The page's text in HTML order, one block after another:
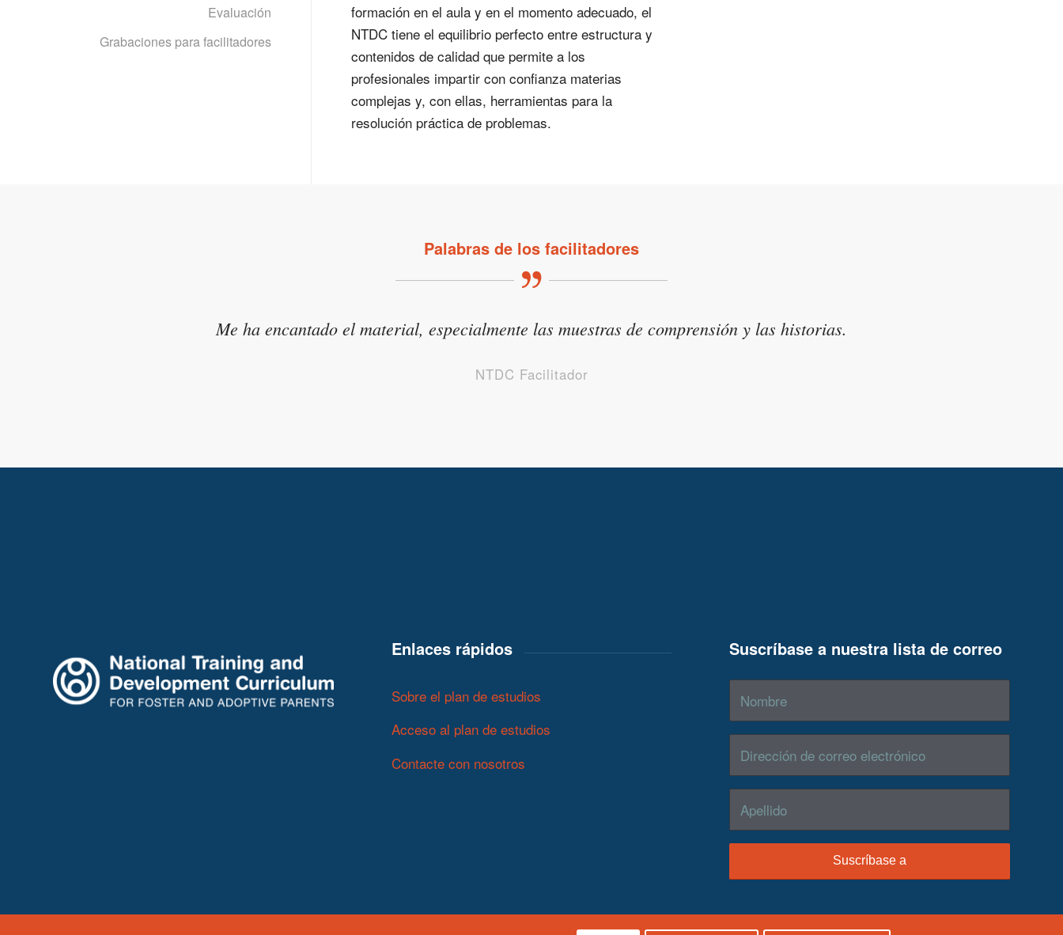
formación en el aula y en el momento adecuado, el
NTDC tiene el equilibrio perfecto entre estructura y
contenidos de calidad que permite a los
profesionales impartir con confianza materias
complejas y, con ellas, herramientas para la
resolución práctica de problemas.
Evaluación
Grabaciones para facilitadores
Palabras de los facilitadores
Me ha encantado el material, especialmente las muestras de comprensión y las historias.
NTDC Facilitador
Enlaces rápidos
Sobre el plan de estudios
Acceso al plan de estudios
Contacte con nosotros
Suscríbase a nuestra lista de correo